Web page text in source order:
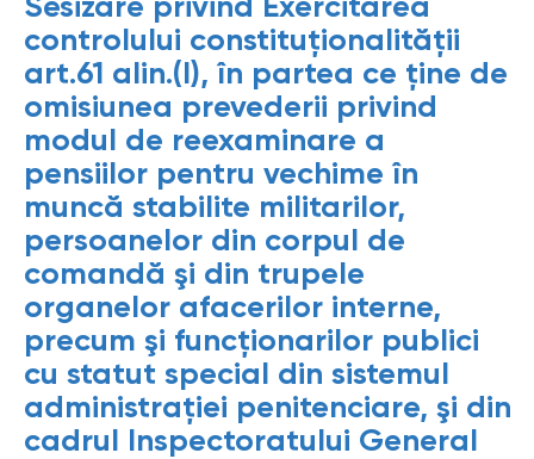
Sesizare privind Exercitarea
controlului constituţionalităţii
art.61 alin.(l), în partea ce ţine de
omisiunea prevederii privind
modul de reexaminare a
pensiilor pentru vechime în
muncă stabilite militarilor,
persoanelor din corpul de
comandă şi din trupele
organelor afacerilor interne,
precum şi funcţionarilor publici
cu statut special din sistemul
administraţiei penitenciare, şi din
cadrul Inspectoratului General